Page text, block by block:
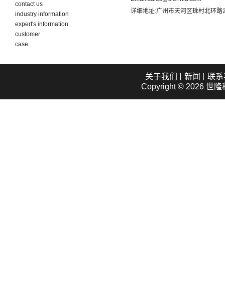
contact us
industry information
expert's information
customer
case
详细地址:广州市天河区珠村北环
关于我们 新闻
联
Copyright © 2026 世隆